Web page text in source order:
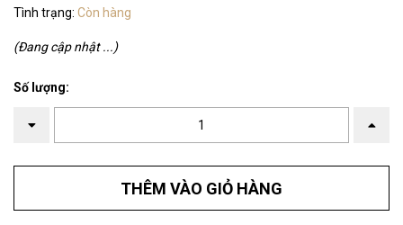
Tình trạng: Còn hàng
(Đang cập nhật ...)
Số lượng:
THÊM VÀO GIỎ HÀNG